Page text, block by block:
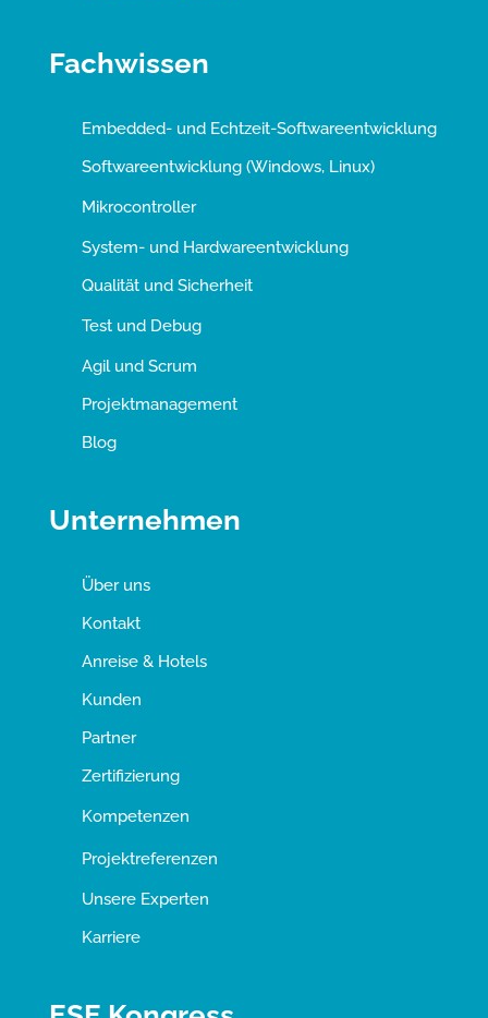
Fachwissen
Embedded- und Echtzeit-Softwareentwicklung
Softwareentwicklung (Windows, Linux)
Mikrocontroller
System- und Hardwareentwicklung
Qualität und Sicherheit
Test und Debug
Agil und Scrum
Projektmanagement
Blog
Unternehmen
Über uns
Kontakt
Anreise & Hotels
Kunden
Partner
Zertifizierung
Kompetenzen
Projektreferenzen
Unsere Experten
Karriere